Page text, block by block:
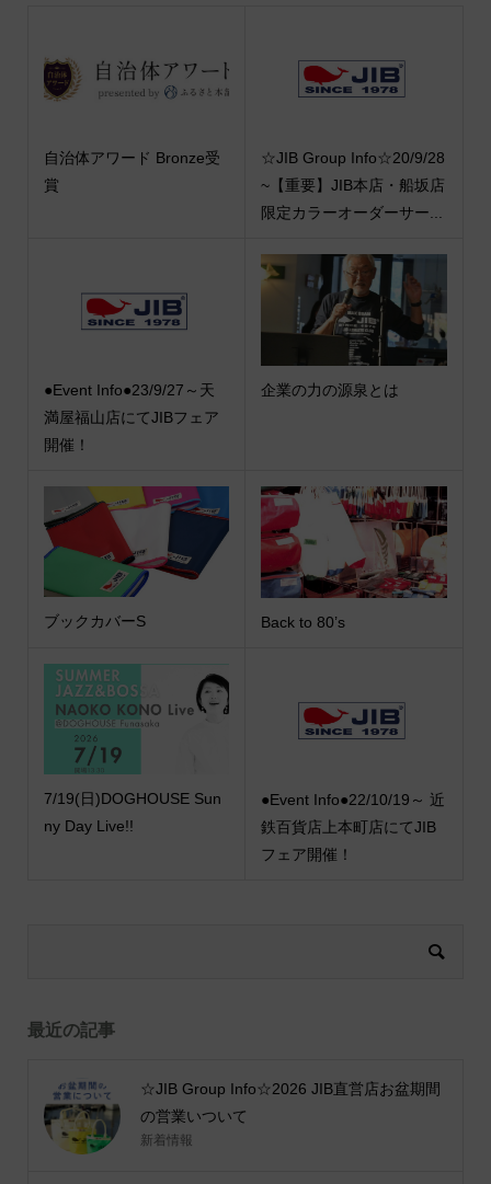
自治体アワード Bronze受
賞
☆JIB Group Info☆20/9/28
~【重要】JIB本店・船坂店
限定カラーオーダーサー...
●Event Info●23/9/27～天
満屋福山店にてJIBフェア
開催！
企業の力の源泉とは
ブックカバーS Back to 80’s
7/19(日)DOGHOUSE Sun
ny Day Live!!
●Event Info●22/10/19～ 近
鉄百貨店上本町店にてJIB
フェア開催！
最近の記事
☆JIB Group Info☆2026 JIB直営店お盆期間
の営業いついて
新着情報